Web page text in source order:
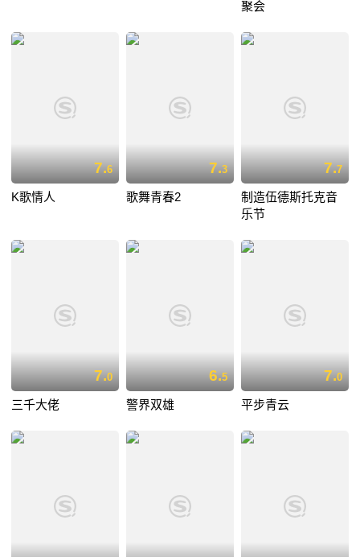
聚会
7.6
K歌情人
7.3
歌舞青春2
7.7
制造伍德斯托克音
乐节
7.0
三千大佬
6.5
警界双雄
7.0
平步青云